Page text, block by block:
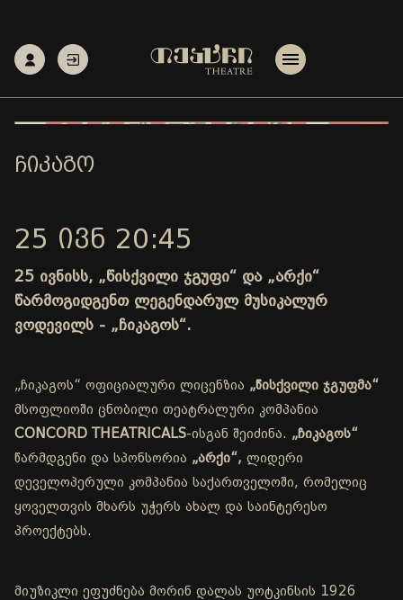
ᲩᲘᲙᲐᲒᲝ
25 ᲘᲕᲜ 20:45
25 ივნისს, „წისქვილი ჯგუფი“ და „არქი“
წარმოგიდგენთ ლეგენდარულ მუსიკალურ
ვოდევილს - „ჩიკაგოს“.
„ჩიკაგოს“ ოფიციალური ლიცენზია „წისქვილი ჯგუფმა“
მსოფლიოში ცნობილი თეატრალური კომპანია
CONCORD THEATRICALS-ისგან შეიძინა. „ჩიკაგოს“
წარმდგენი და სპონსორია „არქი“, ლიდერი
დეველოპერული კომპანია საქართველოში, რომელიც
ყოველთვის მხარს უჭერს ახალ და საინტერესო
პროექტებს.
მიუზიკლი ეფუძნება მორინ დალას უოტკინსის 1926